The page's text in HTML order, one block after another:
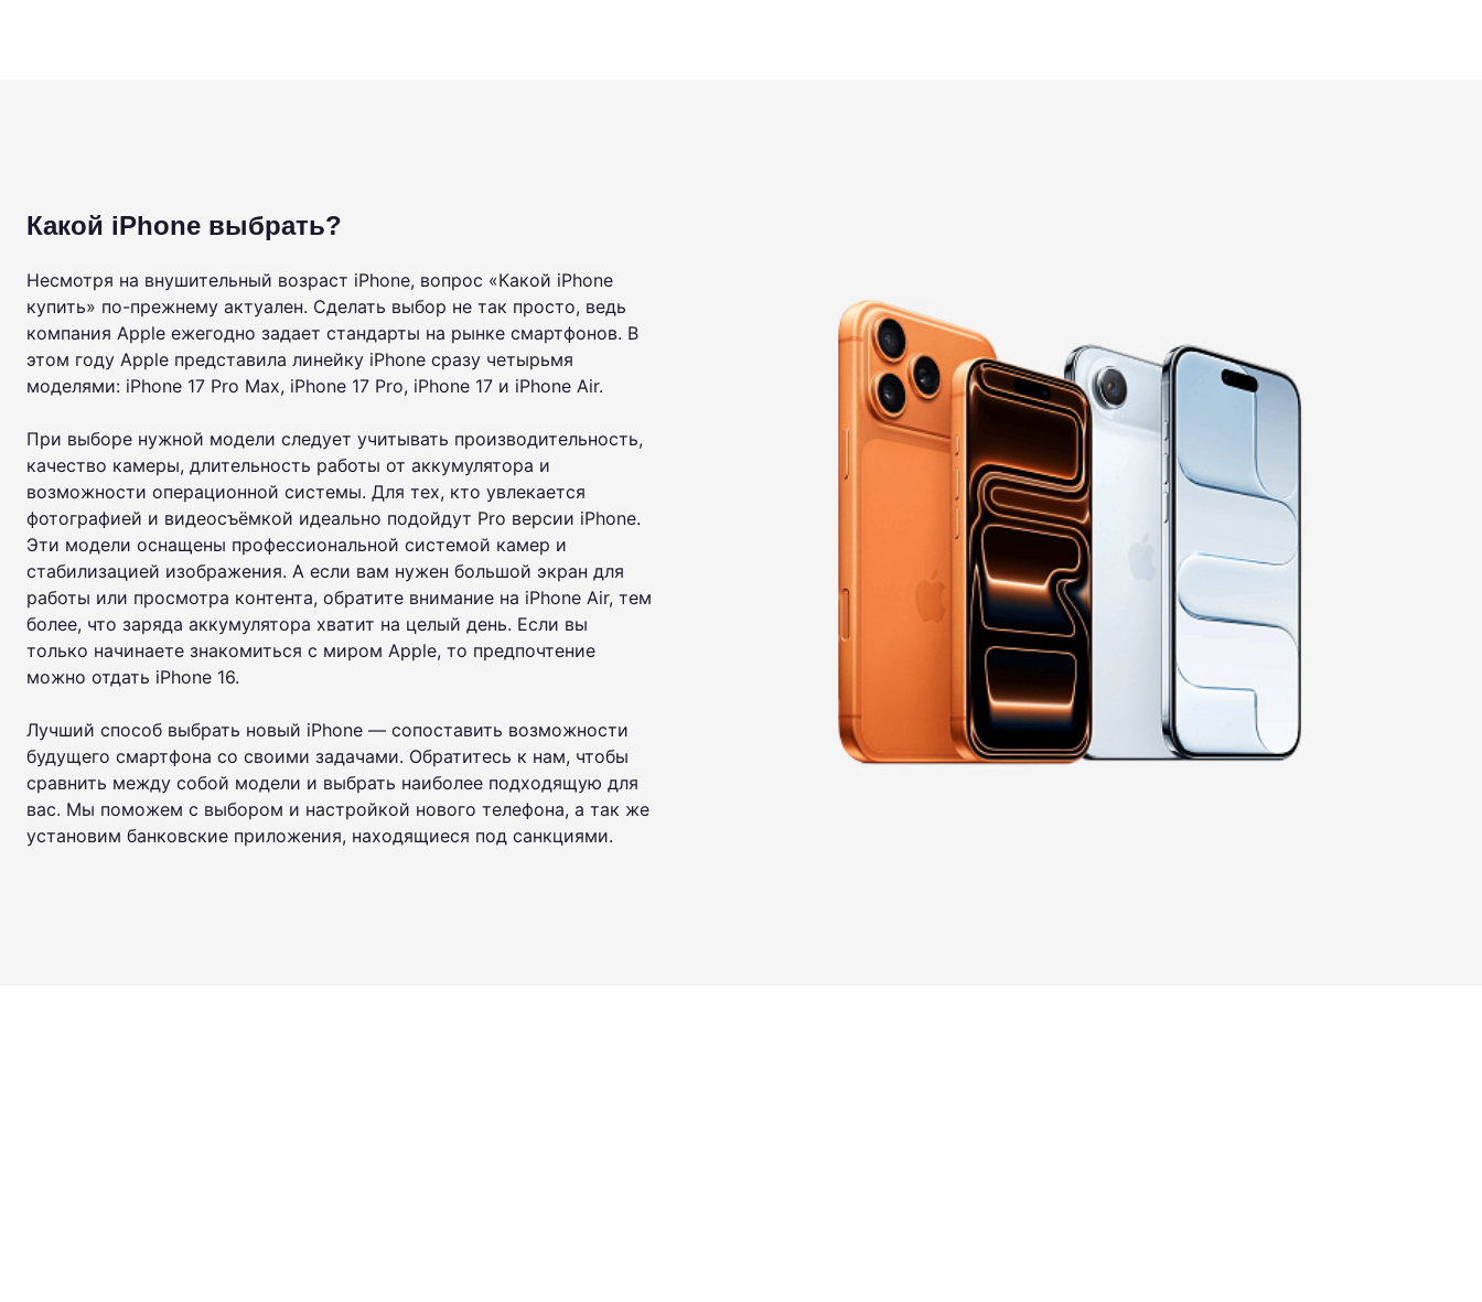
Какой iPhone выбрать?
Несмотря на внушительный возраст iPhone, вопрос «Какой iPhone
купить» по-прежнему актуален. Сделать выбор не так просто, ведь
компания Apple ежегодно задает стандарты на рынке смартфонов. В
этом году Apple представила линейку iPhone сразу четырьмя
моделями: iPhone 17 Pro Max, iPhone 17 Pro, iPhone 17 и iPhone Air.
При выборе нужной модели следует учитывать производительность,
качество камеры, длительность работы от аккумулятора и
возможности операционной системы. Для тех, кто увлекается
фотографией и видеосъёмкой идеально подойдут Pro версии iPhone.
Эти модели оснащены профессиональной системой камер и
стабилизацией изображения. А если вам нужен большой экран для
работы или просмотра контента, обратите внимание на iPhone Air, тем
более, что заряда аккумулятора хватит на целый день. Если вы
только начинаете знакомиться с миром Apple, то предпочтение
можно отдать iPhone 16.
Лучший способ выбрать новый iPhone — сопоставить возможности
будущего смартфона со своими задачами. Обратитесь к нам, чтобы
сравнить между собой модели и выбрать наиболее подходящую для
вас. Мы поможем с выбором и настройкой нового телефона, а так же
установим банковские приложения, находящиеся под санкциями.